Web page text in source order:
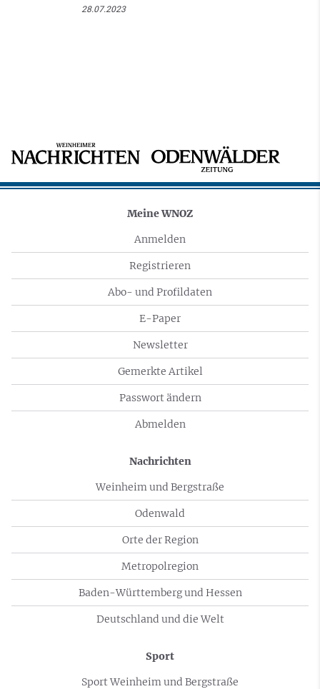
28.07.2023
Meine WNOZ
Anmelden
Registrieren
Abo- und Profildaten
E-Paper
Newsletter
Gemerkte Artikel
Passwort ändern
Abmelden
Nachrichten
Weinheim und Bergstraße
Odenwald
Orte der Region
Metropolregion
Baden-Württemberg und Hessen
Deutschland und die Welt
Sport
Sport Weinheim und Bergstraße